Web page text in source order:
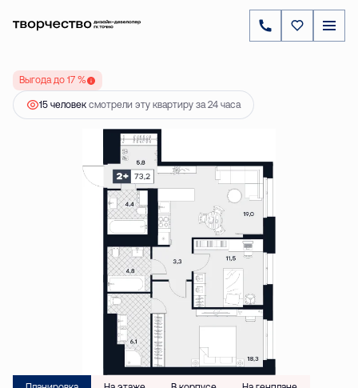
2-комнатная73.2 м 36 423 000 ₽
Выгода до 17 %
15 человек смотрели эту квартиру за 24 часа